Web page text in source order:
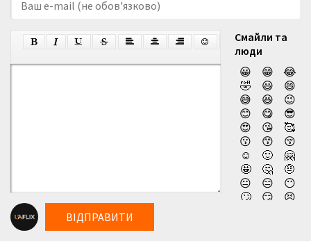
Смайли та
люди
😀
😁
😂
🤣
😃
😄
😅
😆
😉
😊
😋
😎
😍
😘
🥰
😗
😙
😚
☺️
🙂
🤗
🤩
🤔
🤨
😐
😑
😶
🙄
😏
😣
ВІДПРАВИТИ